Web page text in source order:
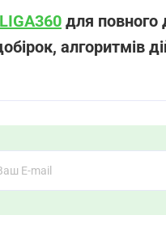
для повного
алгоритмів